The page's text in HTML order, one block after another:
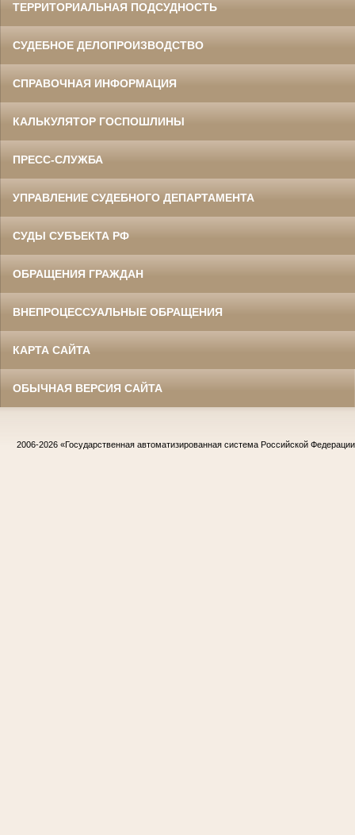
ТЕРРИТОРИАЛЬНАЯ ПОДСУДНОСТЬ
СУДЕБНОЕ ДЕЛОПРОИЗВОДСТВО
СПРАВОЧНАЯ ИНФОРМАЦИЯ
КАЛЬКУЛЯТОР ГОСПОШЛИНЫ
ПРЕСС-СЛУЖБА
УПРАВЛЕНИЕ СУДЕБНОГО ДЕПАРТАМЕНТА
СУДЫ СУБЪЕКТА РФ
ОБРАЩЕНИЯ ГРАЖДАН
ВНЕПРОЦЕССУАЛЬНЫЕ ОБРАЩЕНИЯ
КАРТА САЙТА
ОБЫЧНАЯ ВЕРСИЯ САЙТА
2006-2026 «Государственная автоматизированная система Российской